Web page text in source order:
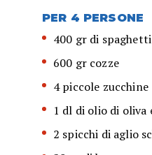
PER 4 PERSONE
400 gr di spaghetti
600 gr cozze
4 piccole zucchine
1 dl di olio di oliva
2 spicchi di aglio